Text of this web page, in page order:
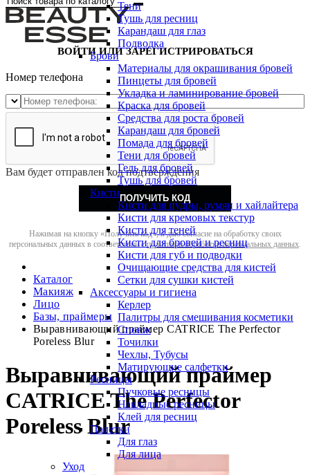
Тени
Тушь для ресниц
Карандаш для глаз
Подводка
Брови
Материалы для окрашивания бровей
Пинцеты для бровей
Укладка и ламинирование бровей
Краска для бровей
Средства для роста бровей
Карандаш для бровей
Помада для бровей
Тени для бровей
Гель для бровей
Тушь для бровей
Кисти
Кисти для пудры, румян и хайлайтера
Кисти для кремовых текстур
Кисти для теней
Кисти для бровей и ресниц
Кисти для губ и подводки
Очищающие средства для кистей
Сетки для сушки кистей
Аксессуары и гигиена
Керлер
Палитры для смешивания косметики
Спонж
Точилки
Чехлы, Тубусы
Матирующие салфетки
Ресницы
Пучковые ресницы
Накладные ресницы
Клей для ресниц
Палетки
Для глаз
Для лица
Уход
ВОЙТИ ИЛИ ЗАРЕГИСТРИРОВАТЬСЯ
Номер телефона
Вам будет отправлен код подтверждения
ПОЛУЧИТЬ КОД
Нажимая на кнопку «Получить код», я даю согласие на обработку своих
персональных данных в соответствии сполитикой обработки персональных данных.
Каталог
Макияж
Лицо
Базы, праймеры
Выравнивающий праймер CATRICE The Perfector
Poreless Blur
Выравнивающий праймер
CATRICE The Perfector
Poreless Blur